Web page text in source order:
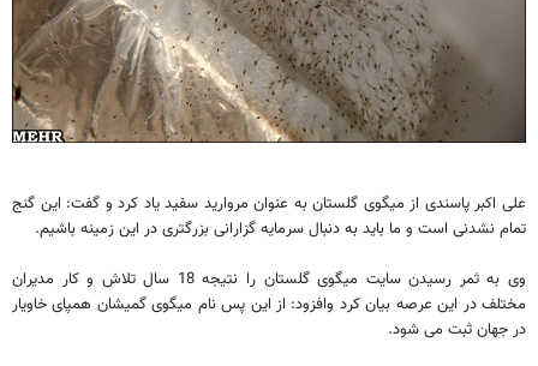
علی اکبر پاسندی از میگوی گلستان به عنوان مروارید سفید یاد کرد و گفت: این گنج
تمام نشدنی است و ما باید به دنبال سرمایه گزارانی بزرگتری در این زمینه باشیم.
وی به ثمر رسیدن سایت میگوی گلستان را نتیجه 18 سال تلاش و کار مدیران
مختلف در این عرصه بیان کرد وافزود: از این پس نام میگوی گمیشان همپای خاویار
در جهان ثبت می شود.